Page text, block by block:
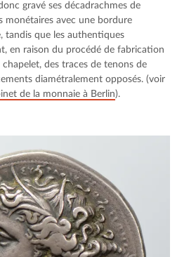
gravé ses décadrachmes de
monétaires avec une bordure
tandis que les authentiques
en raison du procédé de fabrication
des traces de tenons de
diamétralement opposés. (voir
de la monnaie à Berlin).